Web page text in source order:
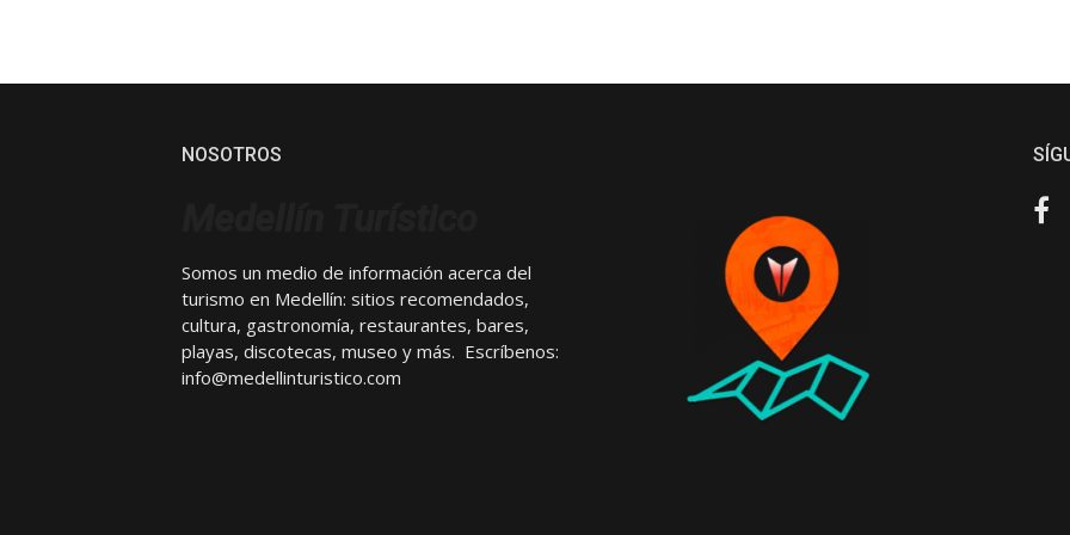
NOSOTROS
Somos un medio de información acerca del
turismo en Medellín: sitios recomendados,
cultura, gastronomía, restaurantes, bares,
playas, discotecas, museo y más. Escríbenos:
info@medellinturistico.com